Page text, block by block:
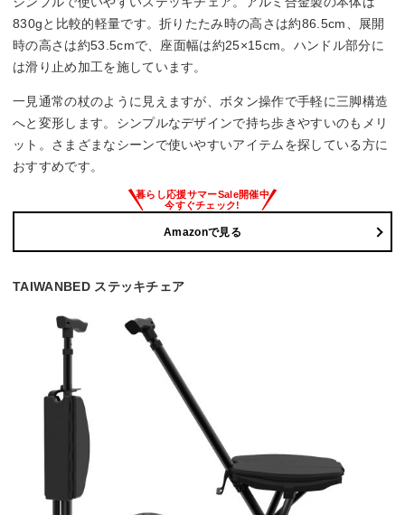
830gと比較的軽量です。折りたたみ時の高さは約86.5cm、展開
時の高さは約53.5cmで、座面幅は約25×15cm。ハンドル部分に
は滑り止め加工を施しています。
一見通常の杖のように見えますが、ボタン操作で手軽に三脚構造
へと変形します。シンプルなデザインで持ち歩きやすいのもメリ
ット。さまざまなシーンで使いやすいアイテムを探している方に
おすすめです。
Amazonで見る
TAIWANBED ステッキチェア